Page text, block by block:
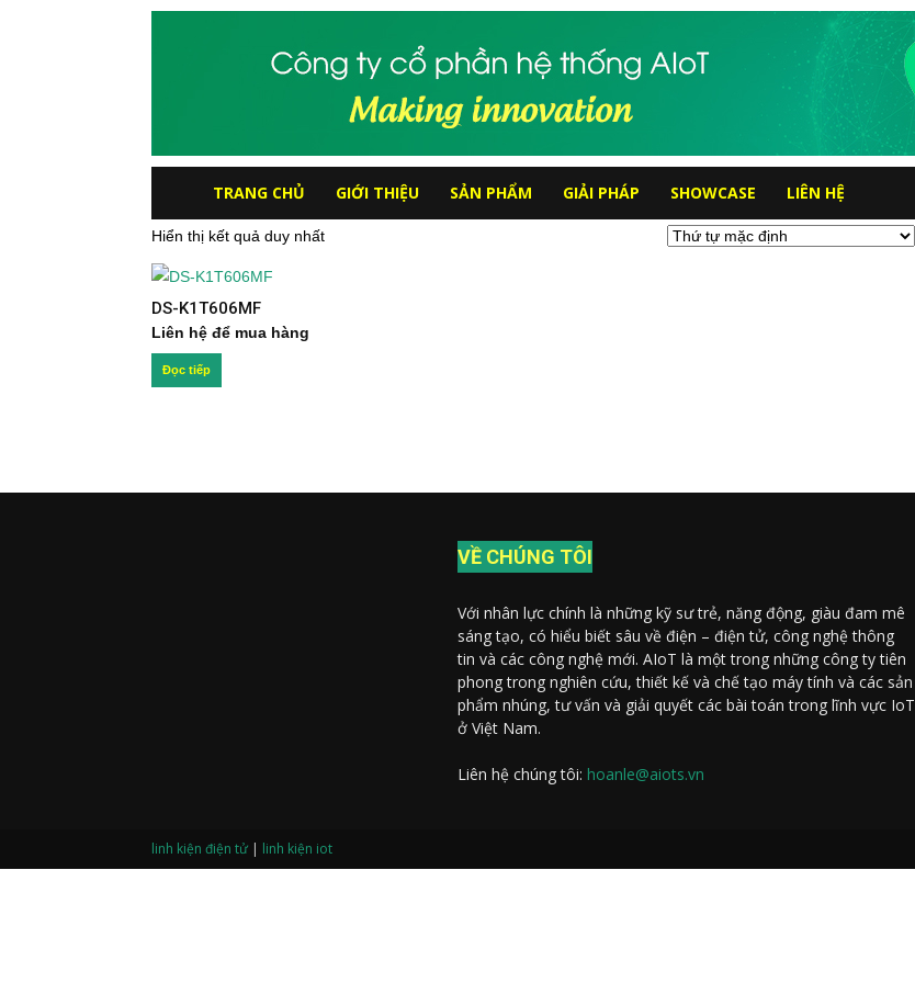
Công
ty
Cổ
phần
TRANG CHỦ GIỚI THIỆU SẢN PHẨM GIẢI PHÁP SHOWCASE LIÊN HỆ
Hiển thị kết quả duy nhất
DS-K1T606MF
Liên hệ để mua hàng
Đọc tiếp
VỀ CHÚNG TÔI
Với nhân lực chính là những kỹ sư trẻ, năng động, giàu đam mê
sáng tạo, có hiểu biết sâu về điện – điện tử, công nghệ thông
tin và các công nghệ mới. AIoT là một trong những công ty tiên
phong trong nghiên cứu, thiết kế và chế tạo máy tính và các sản
phẩm nhúng, tư vấn và giải quyết các bài toán trong lĩnh vực IoT
ở Việt Nam.
Liên hệ chúng tôi: hoanle@aiots.vn
linh kiện điện tử | linh kiện iot